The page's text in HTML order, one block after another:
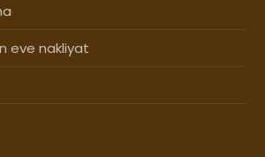
eve nakliyat